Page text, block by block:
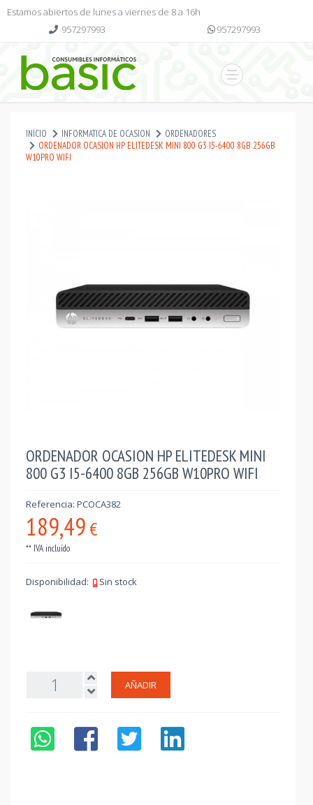
Estamos abiertos de lunes a viernes de 8 a 16h
957297993
957297993
INICIO INFORMATICA DE OCASION
ORDENADORES
ORDENADOR OCASION HP ELITEDESK MINI 800 G3 I5-6400 8GB 256GB
W10PRO WIFI
ORDENADOR OCASION HP ELITEDESK MINI
800 G3 I5-6400 8GB 256GB W10PRO WIFI
Referencia: PCOCA382
189,49€
** IVA incluído
Disponibilidad: Sin stock
AÑADIR